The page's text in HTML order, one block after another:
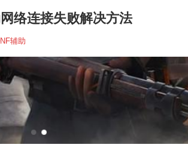
络连接失败解决方法
辅助